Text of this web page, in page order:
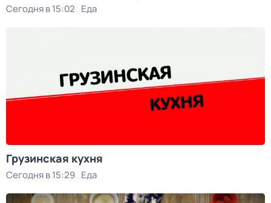
Сегодня в 15:02 Еда
Грузинская кухня
Сегодня в 15:29 Еда